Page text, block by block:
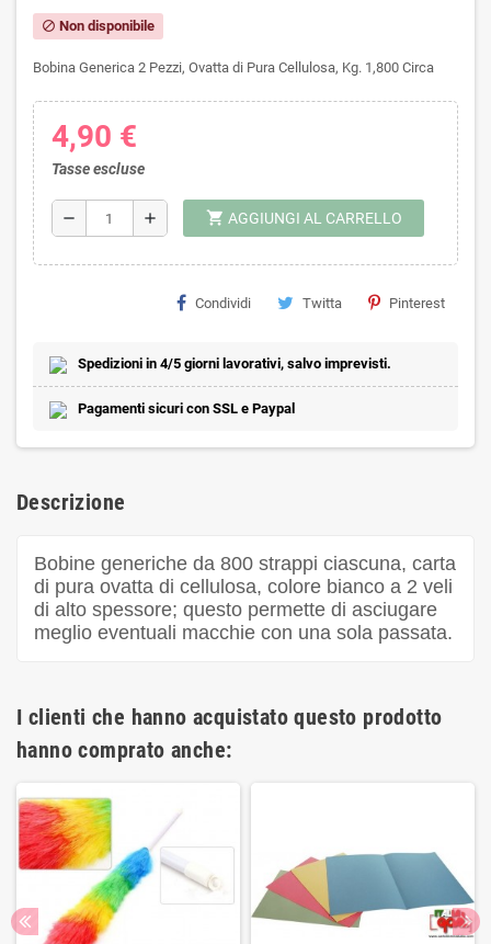
block Non disponibile
Bobina Generica 2 Pezzi, Ovatta di Pura Cellulosa, Kg. 1,800 Circa
4,90 €
Tasse escluse
remove add shopping_cart AGGIUNGI AL CARRELLO
Condividi Twitta Pinterest
Spedizioni in 4/5 giorni lavorativi, salvo imprevisti.
Pagamenti sicuri con SSL e Paypal
Descrizione
Bobine generiche da 800 strappi ciascuna, carta
di pura ovatta di cellulosa, colore bianco a 2 veli
di alto spessore; questo permette di asciugare
meglio eventuali macchie con una sola passata.
I clienti che hanno acquistato questo prodotto
hanno comprato anche: